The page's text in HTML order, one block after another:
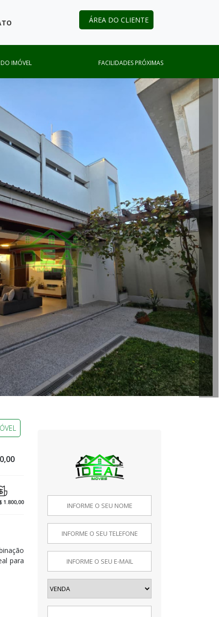
ÁREA DO CLIENTE
DO IMÓVEL FACILIDADES PRÓXIMAS
1.800,00
para